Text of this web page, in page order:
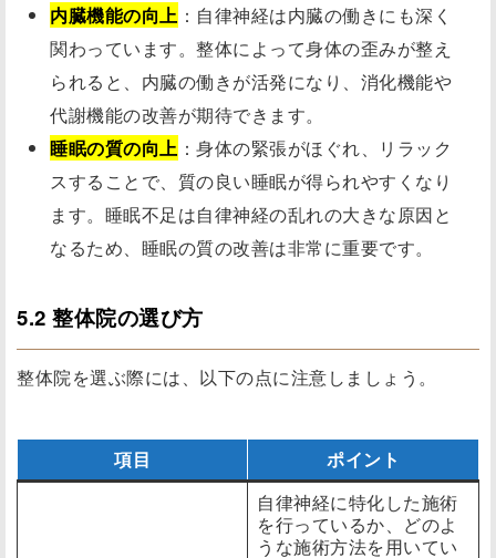
内臓機能の向上 ：自律神経は内臓の働きにも深く
関わっています。整体によって身体の歪みが整え
られると、内臓の働きが活発になり、消化機能や
代謝機能の改善が期待できます。
睡眠の質の向上 ：身体の緊張がほぐれ、リラック
スすることで、質の良い睡眠が得られやすくなり
ます。睡眠不足は自律神経の乱れの大きな原因と
なるため、睡眠の質の改善は非常に重要です。
5.2 整体院の選び方
整体院を選ぶ際には、以下の点に注意しましょう。
項目 ポイント
自律神経に特化した施術
を行っているか、どのよ
うな施術方法を用いてい